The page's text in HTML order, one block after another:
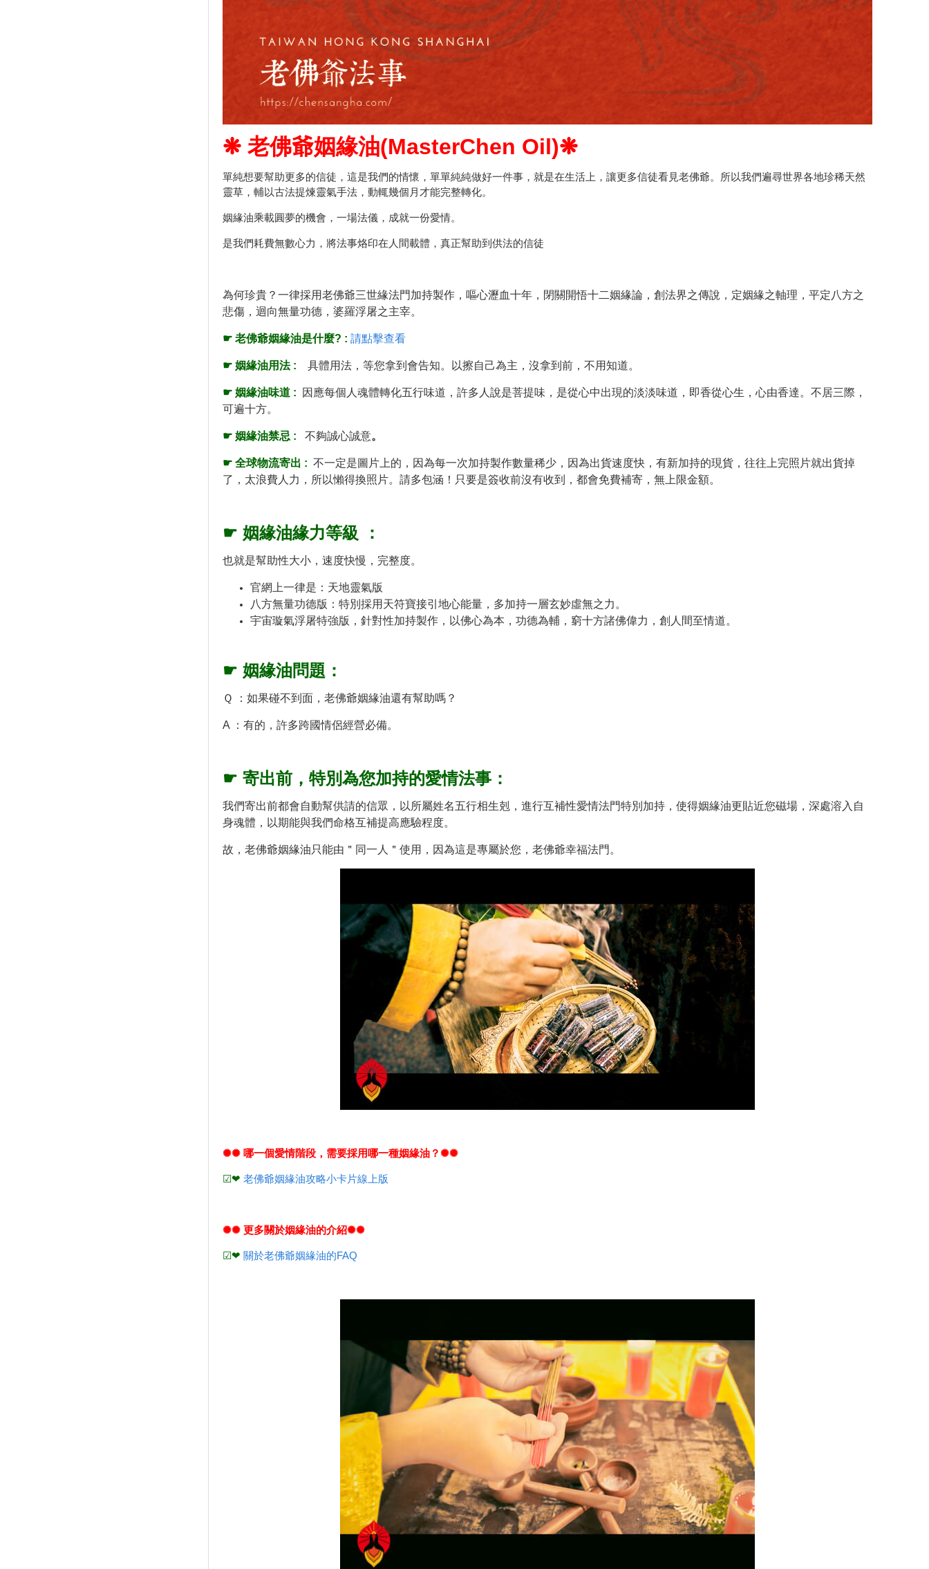
❋ 老佛爺姻緣油(MasterChen Oil)❋
單純想要幫助更多的信徒，這是我們的情懷，單單純純做好一件事，就是在生活上，讓更多信徒看見老佛爺。所以我們遍尋世界各地珍稀天然
靈草，輔以古法提煉靈氣手法，動輒幾個月才能完整轉化。
姻緣油乘載圓夢的機會，一場法儀，成就一份愛情。
是我們耗費無數心力，將法事烙印在人間載體，真正幫助到供法的信徒
為何珍貴？一律採用老佛爺三世緣法門加持製作，嘔心瀝血十年，閉關開悟十二姻緣論，創法界之傳說，定姻緣之軸理，平定八方之
悲傷，迴向無量功德，婆羅浮屠之主宰。
☛ 老佛爺姻緣油是什麼? : 請點擊查看
☛ 姻緣油用法 : 具體用法，等您拿到會告知。以擦自己為主，沒拿到前，不用知道。
☛ 姻緣油味道 :
因應每個人魂體轉化五行味道，許多人說是菩提味，是從心中出現的淡淡味道，即香從心生，心由香達。不居三際，
可遍十方。
☛ 姻緣油禁忌 : 不夠誠心誠意。
☛ 全球物流寄出 : 不一定是圖片上的，因為每一次加持製作數量稀少，因為出貨速度快，有新加持的現貨，往往上完照片就出貨掉
了，太浪費人力，所以懶得換照片。請多包涵！只要是簽收前沒有收到，都會免費補寄，無上限金額。
☛ 姻緣油緣力等級 ：
也就是幫助性大小，速度快慢，完整度。
官網上一律是：天地靈氣版
八方無量功德版：特別採用天符寶接引地心能量，多加持一層玄妙虛無之力。
宇宙璇氣浮屠特強版，針對性加持製作，以佛心為本，功德為輔，窮十方諸佛偉力，創人間至情道。
☛ 姻緣油問題：
Ｑ ：如果碰不到面，老佛爺姻緣油還有幫助嗎？
A ：有的，許多跨國情侶經營必備。
☛ 寄出前，特別為您加持的愛情法事：
我們寄出前都會自動幫供請的信眾，以所屬姓名五行相生剋，進行互補性愛情法門特別加持，使得姻緣油更貼近您磁場，深處溶入自
身魂體，以期能與我們命格互補提高應驗程度。
故，老佛爺姻緣油只能由＂同一人＂使用，因為這是專屬於您，老佛爺幸福法門。
✺✺ 哪一個愛情階段，需要採用哪一種姻緣油？✺✺
☑❤ 老佛爺姻緣油攻略小卡片線上版
✺✺ 更多關於姻緣油的介紹✺✺
☑❤ 關於老佛爺姻緣油的FAQ